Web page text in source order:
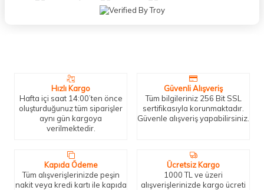
Hızlı Kargo
Hafta içi saat 14:00’ten önce
oluşturduğunuz tüm siparişler
aynı gün kargoya
verilmektedir.
Güvenli Alışveriş
Tüm bilgileriniz 256 Bit SSL
sertifikasıyla korunmaktadır.
Güvenle alışveriş yapabilirsiniz.
Kapıda Ödeme
Tüm alışverişlerinizde peşin
nakit veya kredi kartı ile kapıda
Ücretsiz Kargo
1000 TL ve üzeri
alışverişlerinizde kargo ücreti